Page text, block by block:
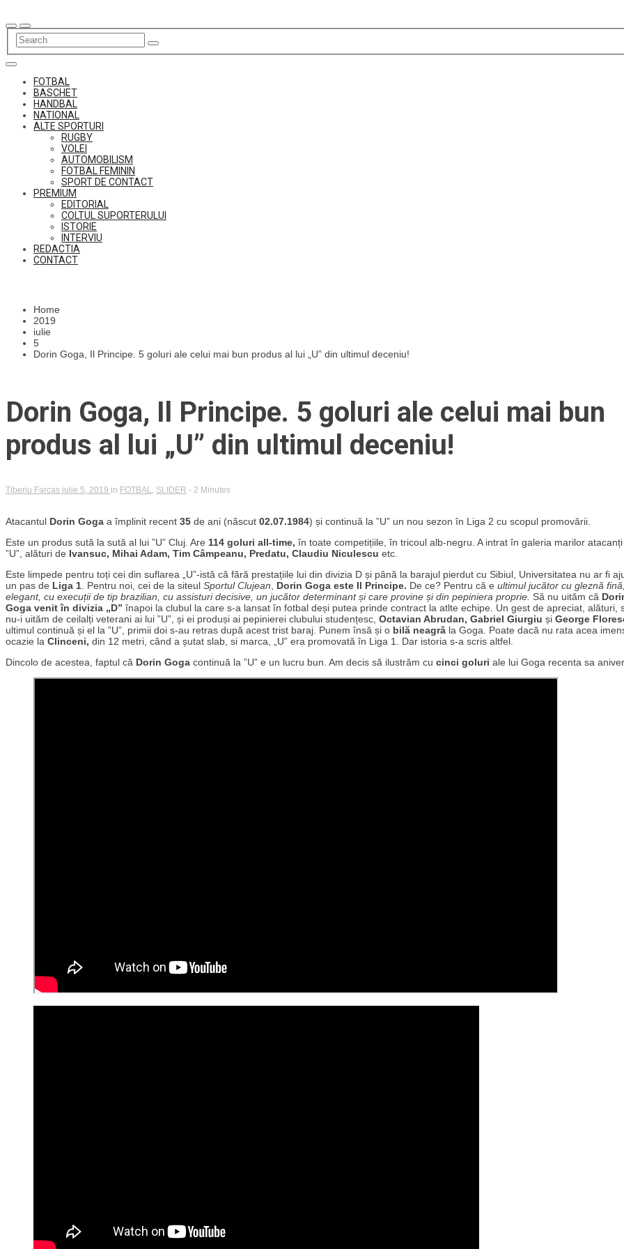
to
content
FOTBAL
BASCHET
HANDBAL
NATIONAL
ALTE SPORTURI
RUGBY
VOLEI
AUTOMOBILISM
FOTBAL FEMININ
SPORT DE CONTACT
PREMIUM
EDITORIAL
COLTUL SUPORTERULUI
ISTORIE
INTERVIU
REDACTIA
CONTACT
Home
2019
iulie
5
Dorin Goga, Il Principe. 5 goluri ale celui mai bun produs al lui „U” din ultimul deceniu!
Dorin Goga, Il Principe. 5 goluri ale celui mai bun
produs al lui „U” din ultimul deceniu!
Tiberiu Farcas iulie 5, 2019 in FOTBAL SLIDER - 2 Minutes
Atacantul Dorin Goga a împlinit recent 35 de ani (născut 02.07.1984) și continuă la ”U” un nou sezon în Liga 2 cu scopul promovării.
Este un produs sută la sută al lui ”U” Cluj. Are 114 goluri all-time, în toate competițiile, în tricoul alb-negru. A intrat în galeria marilor
”U”, alături de Ivansuc, Mihai Adam, Tim Câmpeanu, Predatu, Claudiu Niculescu etc.
Este limpede pentru toți cei din suflarea „U”-istă că fără prestațiile lui din divizia D și până la barajul pierdut cu Sibiul, Universitatea nu ar fi
un pas de Liga 1 . Pentru noi, cei de la siteul Sportul Clujean Dorin Goga este Il Principe. De ce? Pentru că e ultimul jucător cu gleznă fină,
elegant, cu execuții de tip brazilian, cu assisturi decisive, un jucător determinant și care provine și din pepiniera proprie. Să nu uităm că
Goga venit în divizia „D” înapoi la clubul la care s-a lansat în fotbal deși putea prinde contract la atlte echipe. Un gest de apreciat, alături,
nu-i uităm de ceilalți veterani ai lui ”U”, și ei produși ai pepinierei clubului studențesc, Octavian Abrudan, Gabriel Giurgiu și George
ultimul continuă și el la ”U”, primii doi s-au retras după acest trist baraj. Punem însă și o bilă neagră la Goga. Poate dacă nu rata acea
ocazie la Clinceni, din 12 metri, când a șutat slab, si marca, „U” era promovată în Liga 1. Dar istoria s-a scris altfel.
Dincolo de acestea, faptul că Dorin Goga continuă la ”U” e un lucru bun. Am decis să ilustrăm cu cinci goluri ale lui Goga recenta sa